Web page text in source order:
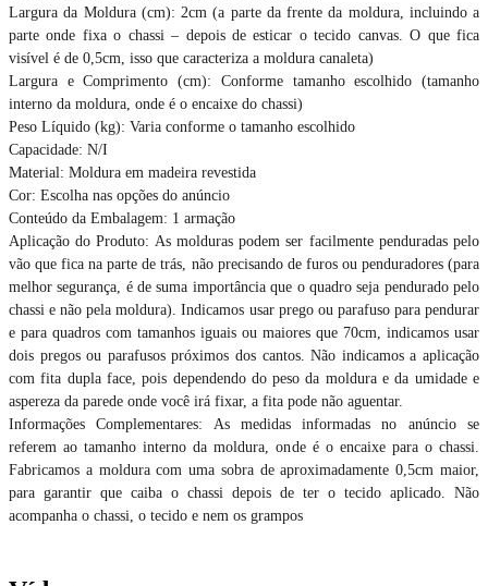
Largura da Moldura (cm): 2cm (a parte da frente da moldura, incluindo a
parte onde fixa o chassi – depois de esticar o tecido canvas. O que fica
visível é de 0,5cm, isso que caracteriza a moldura canaleta)
Largura e Comprimento (cm): Conforme tamanho escolhido (tamanho
interno da moldura, onde é o encaixe do chassi)
Peso Líquido (kg): Varia conforme o tamanho escolhido
Capacidade: N/I
Material: Moldura em madeira revestida
Cor: Escolha nas opções do anúncio
Conteúdo da Embalagem: 1 armação
Aplicação do Produto: As molduras podem ser facilmente penduradas pelo
vão que fica na parte de trás, não precisando de furos ou penduradores (para
melhor segurança, é de suma importância que o quadro seja pendurado pelo
chassi e não pela moldura). Indicamos usar prego ou parafuso para pendurar
e para quadros com tamanhos iguais ou maiores que 70cm, indicamos usar
dois pregos ou parafusos próximos dos cantos. Não indicamos a aplicação
com fita dupla face, pois dependendo do peso da moldura e da umidade e
aspereza da parede onde você irá fixar, a fita pode não aguentar.
Informações Complementares: As medidas informadas no anúncio se
referem ao tamanho interno da moldura, onde é o encaixe para o chassi.
Fabricamos a moldura com uma sobra de aproximadamente 0,5cm maior,
para garantir que caiba o chassi depois de ter o tecido aplicado. Não
acompanha o chassi, o tecido e nem os grampos